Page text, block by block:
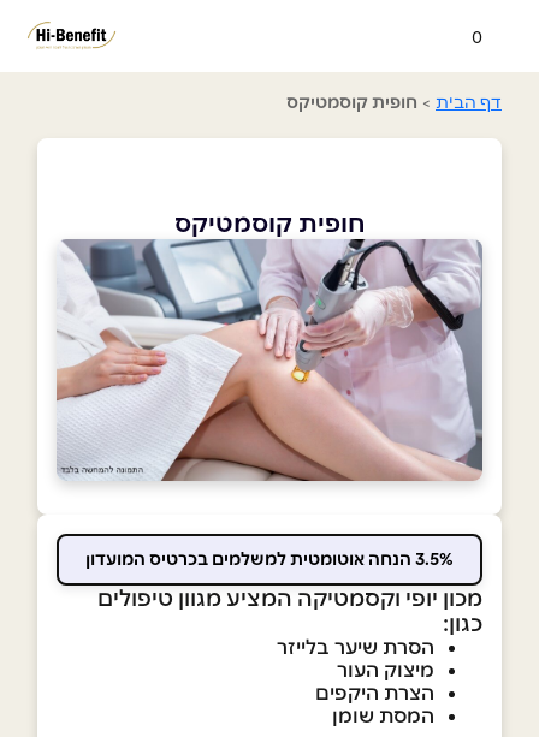
0
דף הבית > חופית קוסמטיקס
חופית קוסמטיקס
3.5% הנחה אוטומטית למשלמים בכרטיס המועדון
מכון יופי וקסמטיקה המציע מגוון טיפולים
כגון:
הסרת שיער בלייזר
מיצוק העור
הצרת היקפים
המסת שומן